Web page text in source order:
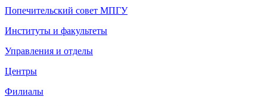
Попечительский совет МПГУ
Институты и факультеты
Управления и отделы
Центры
Филиалы